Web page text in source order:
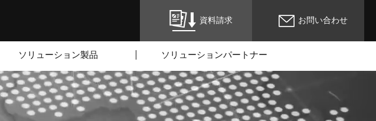
資料請求 お問い合わせ
ソリューション製品 ソリューションパートナー